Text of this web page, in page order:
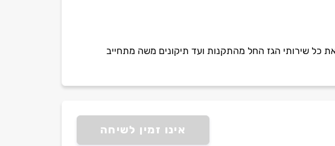
בעל רישיון מס` 1428286 משה יספק עבורכם את כל שירותי הגז החל מהתקנות ועד תיקונים משה מתחייב
אינו זמין לשיחה